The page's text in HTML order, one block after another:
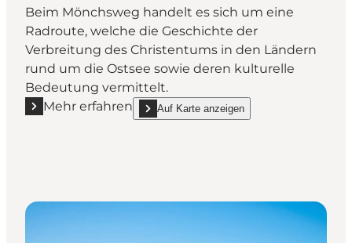
Beim Mönchsweg handelt es sich um eine
Radroute, welche die Geschichte der
Verbreitung des Christentums in den Ländern
rund um die Ostsee sowie deren kulturelle
Bedeutung vermittelt.
Mehr erfahren
Mehr erfahren "Radroute – Mönchsweg (Nr. 88)"
Auf Karte anzeigen
show Radroute – Mönchsweg (Nr. 88) on_map